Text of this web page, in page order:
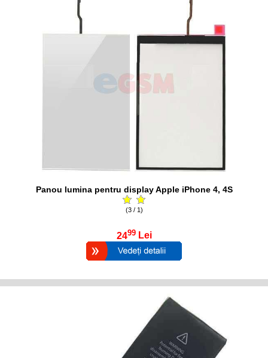
Panou lumina pentru display Apple iPhone 4, 4S
(3 / 1)
2499 Lei